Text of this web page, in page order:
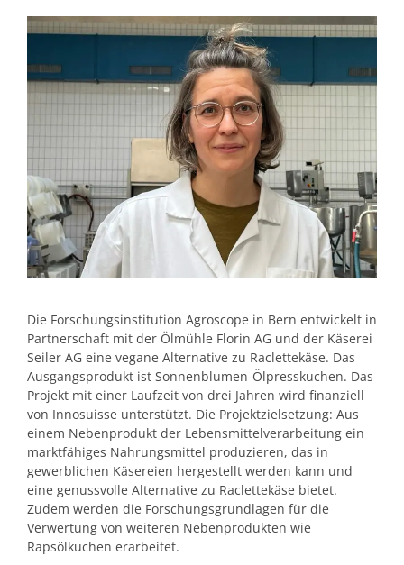
Die Forschungsinstitution Agroscope in Bern entwickelt in
Partnerschaft mit der Ölmühle Florin AG und der Käserei
Seiler AG eine vegane Alternative zu Raclettekäse. Das
Ausgangsprodukt ist Sonnenblumen-Ölpresskuchen. Das
Projekt mit einer Laufzeit von drei Jahren wird finanziell
von Innosuisse unterstützt. Die Projektzielsetzung: Aus
einem Nebenprodukt der Lebensmittelverarbeitung ein
marktfähiges Nahrungsmittel produzieren, das in
gewerblichen Käsereien hergestellt werden kann und
eine genussvolle Alternative zu Raclettekäse bietet.
Zudem werden die Forschungsgrundlagen für die
Verwertung von weiteren Nebenprodukten wie
Rapsölkuchen erarbeitet.